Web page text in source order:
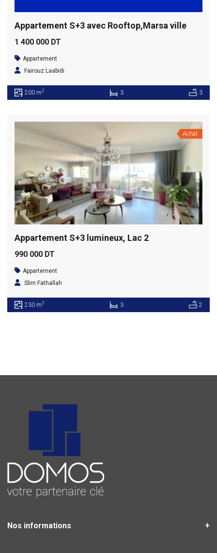
Appartement S+3 avec Rooftop,Marsa ville
1 400 000 DT
Appartement
Fairouz Laabidi
200 m2 3 3
Achat
Appartement S+3 lumineux, Lac 2
990 000 DT
Appartement
Slim Fathallah
230 m2 3 2
Nos informations